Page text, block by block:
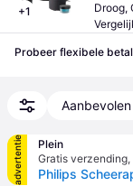
+1
Droog,
Probeer flexibele
Aanbevolen
advertentie
Plein
Gratis verzending,